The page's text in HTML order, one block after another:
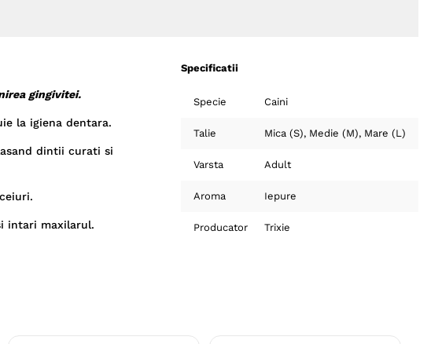
gingivitei.
la igiena dentara.
dintii curati si
intari maxilarul.
Specificatii
Specie Caini
Talie Mica (S) Medie (M) Mare (L)
Varsta Adult
Aroma Iepure
Producator Trixie